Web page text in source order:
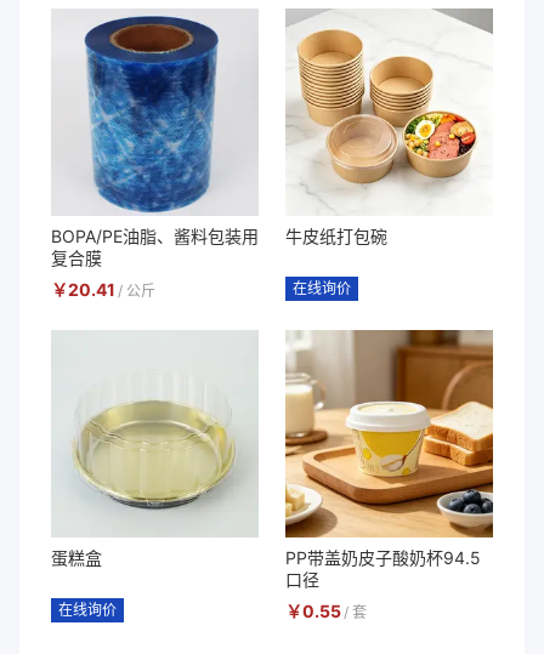
BOPA/PE油脂、酱料包装用
复合膜
￥20.41 / 公斤
牛皮纸打包碗
在线询价
蛋糕盒
在线询价
PP带盖奶皮子酸奶杯94.5
口径
￥0.55 / 套